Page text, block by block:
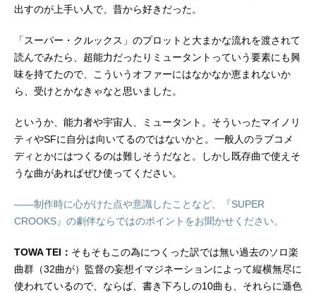
出すのが上手い人で、昔から好きだった。
「スーパー・クルックス」のプロットと大まかな流れを渡されて
読んでみたら、超能力だったりミュータントっていう要素にも興
味を持てたので、こういうオファーにはなかなか恵まれないか
ら、受けとかなきゃなと思いました。
というか、能力者や宇宙人、ミュータント。そういったマイノリ
ティやSFに自分は向いてるのではないかと。一般人のラブコメ
ディとかにはつくるのは難しそうだなと。しかし既存曲で使えそ
うな曲があればぜひ使ってください。
――制作時に心がけた点や意識したことなど、『SUPER
CROOKS』の劇伴ならではのポイントをお聞かせください。
TOWA TEI： そもそもこの為につくった訳では無い過去のソロ楽
曲群（32曲が）監督の妄想イマジネーションによって縦横無尽に
使われているので、ならば、書き下ろしの10曲も、それらに遜色